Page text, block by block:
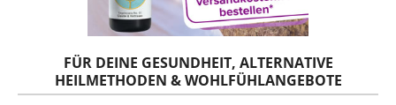
FÜR DEINE GESUNDHEIT, ALTERNATIVE
HEILMETHODEN & WOHLFÜHLANGEBOTE